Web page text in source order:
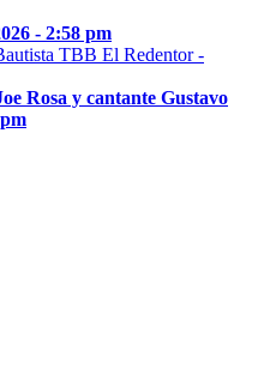
- 2:58 pm
Rosa y cantante Gustavo